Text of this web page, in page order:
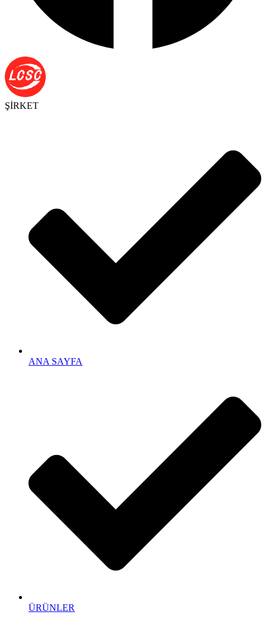
ŞİRKET
ANA SAYFA
ÜRÜNLER